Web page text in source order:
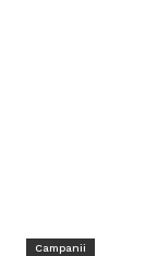
Campanii